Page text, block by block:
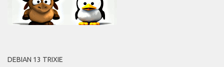
DEBIAN 13 TRIXIE